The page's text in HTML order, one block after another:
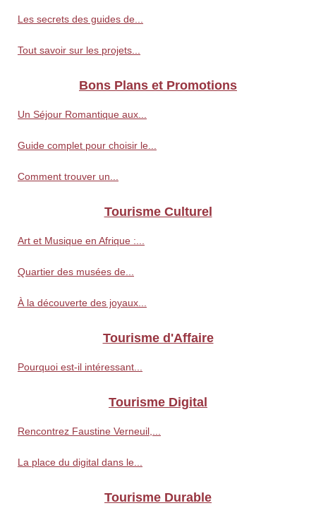
Les secrets des guides de...
Tout savoir sur les projets...
Bons Plans et Promotions
Un Séjour Romantique aux...
Guide complet pour choisir le...
Comment trouver un...
Tourisme Culturel
Art et Musique en Afrique :...
Quartier des musées de...
À la découverte des joyaux...
Tourisme d'Affaire
Pourquoi est-il intéressant...
Tourisme Digital
Rencontrez Faustine Verneuil,...
La place du digital dans le...
Tourisme Durable